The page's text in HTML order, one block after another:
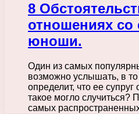
8
отношениях со
юноши.
Один из самых
возможно услышать, в то
определит, что ее супруг
такое могло случиться?
самых